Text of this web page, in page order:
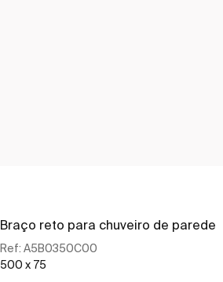
Braço reto para chuveiro de parede
Ref: A5B0350C00
500 x 75